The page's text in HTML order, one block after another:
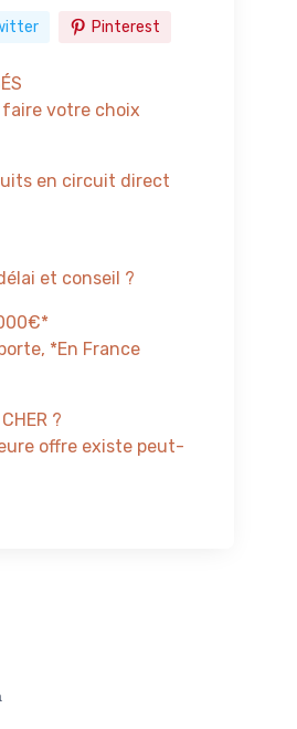
Pinterest
votre choix
en circuit direct
et conseil ?
*En France
?
offre existe peut-